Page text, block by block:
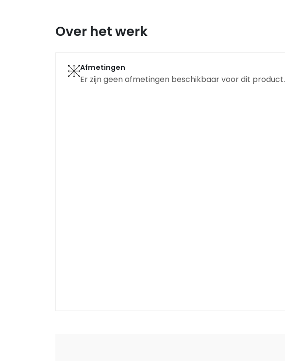
Over het werk
Afmetingen
Er zijn geen afmetingen beschikbaar voor dit product.